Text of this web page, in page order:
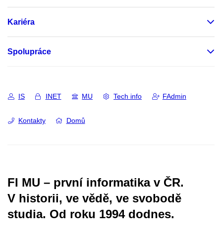
Kariéra
Spolupráce
IS INET MU Tech info FAdmin
Kontakty Domů
FI MU – první informatika v ČR.
V historii, ve vědě, ve svobodě
studia. Od roku 1994 dodnes.